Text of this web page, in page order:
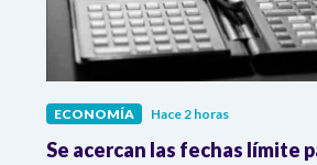
ECONOMÍA Hace 2 horas
Se acercan las fechas límite